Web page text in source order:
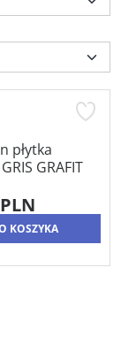
płytka
GRAFIT
PLN
KOSZYKA